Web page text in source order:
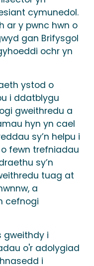
cymunedol.
ar y pwnc hwn o
gan Brifysgol
ochr yn
ystod o
i ddatblygu
gweithredu a
hyn yn cael
sy’n helpu i
fewn trefniadau
sy’n
tuag at
a
cefnogi
gweithdy i
o'r adolygiad
i